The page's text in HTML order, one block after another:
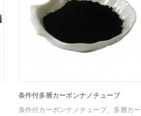
条件付多層カーボンナノチューブ
条件付カーボンナノチューブ、多層カー